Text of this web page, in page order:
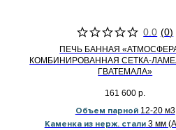
0.0 (0)
ПЕЧЬ БАННАЯ
КОМБИНИРОВАННАЯ СЕТКА-
ГВАТЕМАЛА»
161 600 р.
Объем парной12-20 м3
Каменка из нерж. стали3 мм